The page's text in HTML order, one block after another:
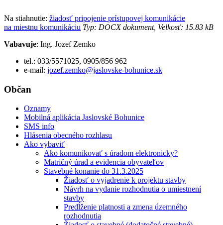
Na stiahnutie: žiadosť pripojenie prístupovej komunikácie
na miestnu komunikáciu Typ: DOCX dokument, Velkosť: 15.83 kB
Vabavuje: Ing. Jozef Zemko
tel.: 033/5571025, 0905/856 962
e-mail: jozef.zemko@jaslovske-bohunice.sk
Občan
Oznamy
Mobilná aplikácia Jaslovské Bohunice
SMS info
Hlásenia obecného rozhlasu
Ako vybaviť
Ako komunikovať s úradom elektronicky?
Matričný úrad a evidencia obyvateľov
Stavebné konanie do 31.3.2025
Žiadosť o vyjadrenie k projektu stavby
Návrh na vydanie rozhodnutia o umiestnení
stavby
Predĺženie platnosti a zmena územného
rozhodnutia